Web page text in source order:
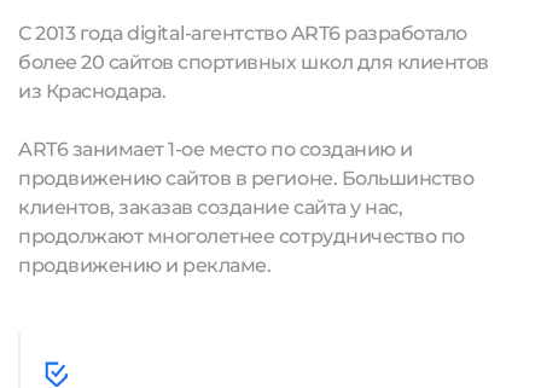
С 2013 года digital-агентство ART6 разработало
более 20 сайтов спортивных школ для клиентов
из Краснодара.
ART6 занимает 1-ое место по созданию и
продвижению сайтов в регионе. Большинство
клиентов, заказав создание сайта у нас,
продолжают многолетнее сотрудничество по
продвижению и рекламе.